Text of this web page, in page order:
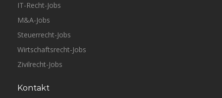
IT-Recht-Jobs
M&A-Jobs
Steuerrecht-Jobs
Wirtschaftsrecht-Jobs
Zivilrecht-Jobs
Kontakt